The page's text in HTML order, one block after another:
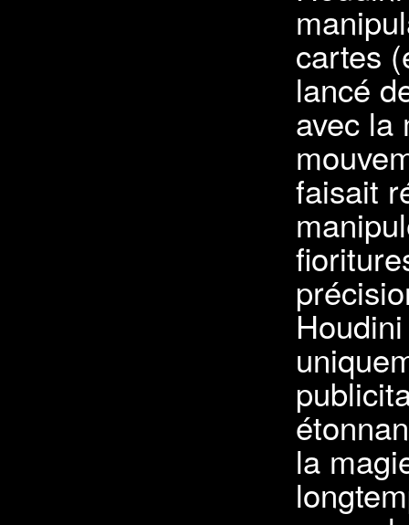
cartes
lancé
avec la
faisait
la